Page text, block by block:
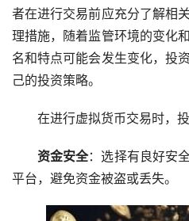
者在进行交易前应充分了解相
理措施，随着监管环境的变化
名和特点可能会发生变化，投
己的投资策略。
在进行虚拟货币交易时，
资金安全：选择有良好安
平台，避免资金被盗或丢失。